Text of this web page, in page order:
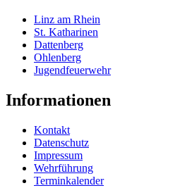
Linz am Rhein
St. Katharinen
Dattenberg
Ohlenberg
Jugendfeuerwehr
Informationen
Kontakt
Datenschutz
Impressum
Wehrführung
Terminkalender